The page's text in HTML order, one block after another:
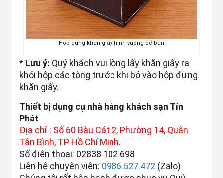
Hộp đựng khăn giấy hình vuông để bàn
* Lưu ý: Quý khách vui lòng lấy khăn giấy ra
khỏi hộp các tông trước khi bỏ vào hộp đựng
khăn giấy.
Thiết bị dụng cụ nhà hàng khách sạn Tín
Phát
Địa chỉ : Số 60 Bàu Cát 2, Phường 14, Quận
Tân Bình, TP Hồ Chí Minh.
Số điện thoại: 02838 102 698
Liên hệ chuyên viên: 0986.527.472 (Zalo)